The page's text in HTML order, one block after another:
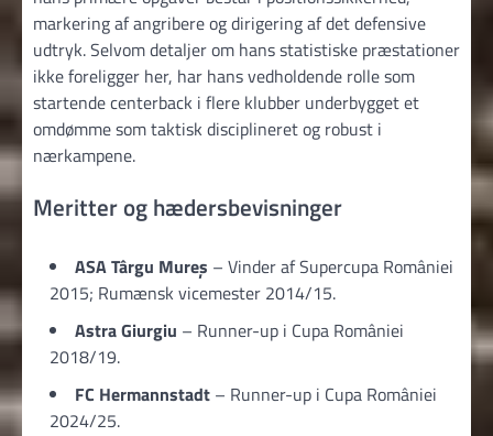
markering af angribere og dirigering af det defensive
udtryk. Selvom detaljer om hans statistiske præstationer
ikke foreligger her, har hans vedholdende rolle som
startende centerback i flere klubber underbygget et
omdømme som taktisk disciplineret og robust i
nærkampene.
Meritter og hædersbevisninger
ASA Târgu Mureș – Vinder af Supercupa României
2015; Rumænsk vicemester 2014/15.
Astra Giurgiu – Runner-up i Cupa României
2018/19.
FC Hermannstadt – Runner-up i Cupa României
2024/25.